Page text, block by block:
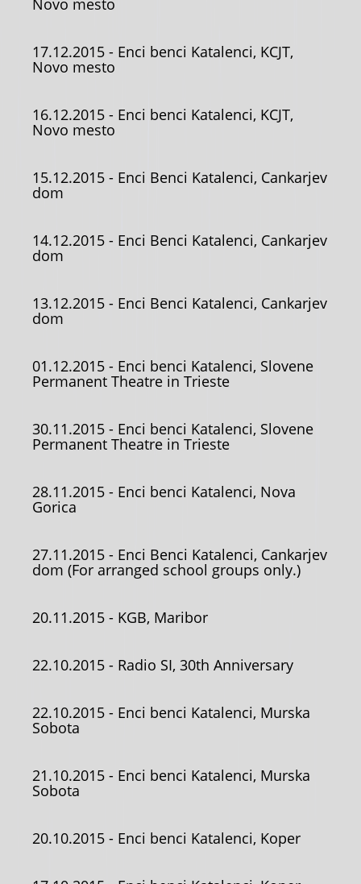
Novo mesto
17.12.2015 - Enci benci Katalenci, KCJT,
Novo mesto
16.12.2015 - Enci benci Katalenci, KCJT,
Novo mesto
15.12.2015 - Enci Benci Katalenci, Cankarjev
dom
14.12.2015 - Enci Benci Katalenci, Cankarjev
dom
13.12.2015 - Enci Benci Katalenci, Cankarjev
dom
01.12.2015 - Enci benci Katalenci, Slovene
Permanent Theatre in Trieste
30.11.2015 - Enci benci Katalenci, Slovene
Permanent Theatre in Trieste
28.11.2015 - Enci benci Katalenci, Nova
Gorica
27.11.2015 - Enci Benci Katalenci, Cankarjev
dom (For arranged school groups only.)
20.11.2015 - KGB, Maribor
22.10.2015 - Radio SI, 30th Anniversary
22.10.2015 - Enci benci Katalenci, Murska
Sobota
21.10.2015 - Enci benci Katalenci, Murska
Sobota
20.10.2015 - Enci benci Katalenci, Koper